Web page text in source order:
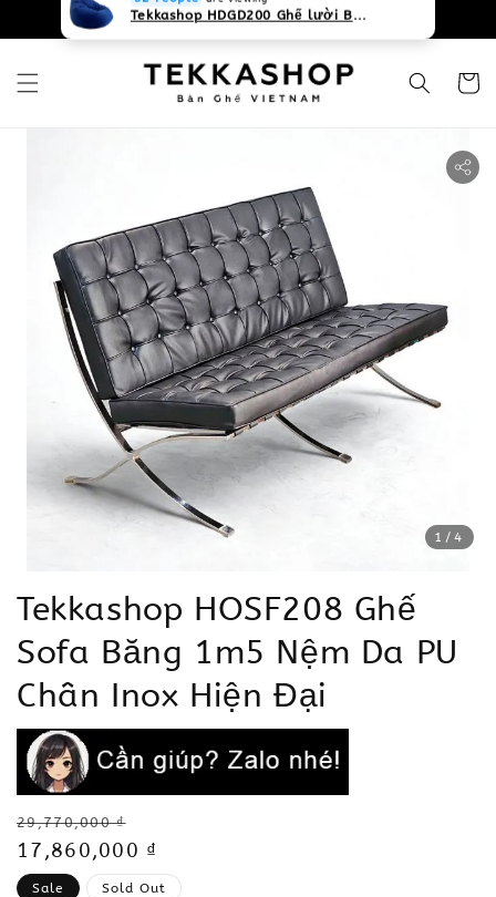
0931268840 Liên hệ với chúng tôi
1 /4
Tekkashop HOSF208 Ghế
Sofa Băng 1m5 Nệm Da PU
Chân Inox Hiện Đại
Regular
price
29,770,000 ₫
Sale
price
17,860,000 ₫
Sale Sold Out